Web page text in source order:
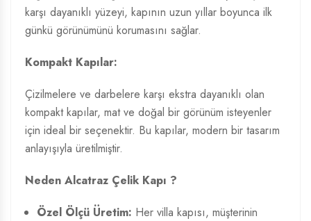
karşı dayanıklı yüzeyi, kapının uzun yıllar boyunca ilk
günkü görünümünü korumasını sağlar.
Kompakt Kapılar:
Çizilmelere ve darbelere karşı ekstra dayanıklı olan
kompakt kapılar, mat ve doğal bir görünüm isteyenler
için ideal bir seçenektir. Bu kapılar, modern bir tasarım
anlayışıyla üretilmiştir.
Neden Alcatraz Çelik Kapı ?
Özel Ölçü Üretim: Her villa kapısı, müşterinin